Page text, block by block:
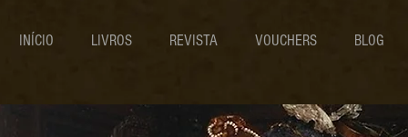
INÍCIO LIVROS REVISTA VOUCHERS BLOG